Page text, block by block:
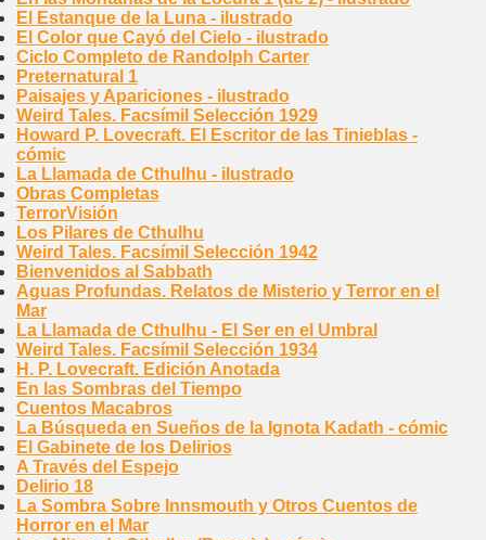
El Estanque de la Luna - ilustrado
El Color que Cayó del Cielo - ilustrado
Ciclo Completo de Randolph Carter
Preternatural 1
Paisajes y Apariciones - ilustrado
Weird Tales. Facsímil Selección 1929
Howard P. Lovecraft. El Escritor de las Tinieblas -
cómic
La Llamada de Cthulhu - ilustrado
Obras Completas
TerrorVisión
Los Pilares de Cthulhu
Weird Tales. Facsímil Selección 1942
Bienvenidos al Sabbath
Aguas Profundas. Relatos de Misterio y Terror en el
Mar
La Llamada de Cthulhu - El Ser en el Umbral
Weird Tales. Facsímil Selección 1934
H. P. Lovecraft. Edición Anotada
En las Sombras del Tiempo
Cuentos Macabros
La Búsqueda en Sueños de la Ignota Kadath - cómic
El Gabinete de los Delirios
A Través del Espejo
Delirio 18
La Sombra Sobre Innsmouth y Otros Cuentos de
Horror en el Mar